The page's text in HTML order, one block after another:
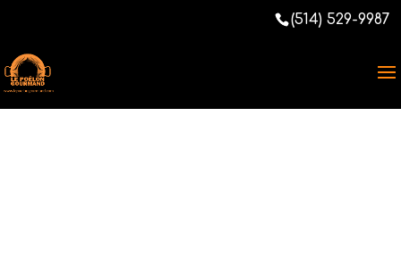
(514) 529-9987